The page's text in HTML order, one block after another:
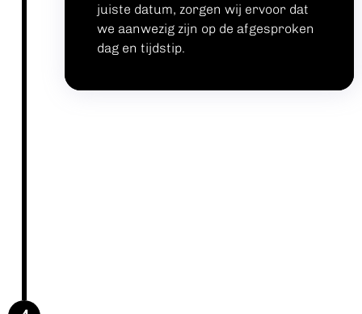
juiste datum, zorgen wij ervoor dat
we aanwezig zijn op de afgesproken
dag en tijdstip.